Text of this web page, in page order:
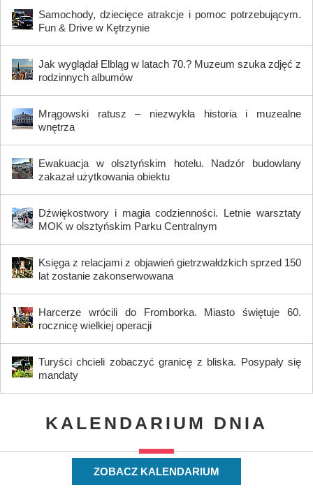
Samochody, dziecięce atrakcje i pomoc potrzebującym.
Fun & Drive w Kętrzynie
Jak wyglądał Elbląg w latach 70.? Muzeum szuka zdjęć z
rodzinnych albumów
Mrągowski ratusz – niezwykła historia i muzealne
wnętrza
Ewakuacja w olsztyńskim hotelu. Nadzór budowlany
zakazał użytkowania obiektu
Dźwiękostwory i magia codzienności. Letnie warsztaty
MOK w olsztyńskim Parku Centralnym
Księga z relacjami z objawień gietrzwałdzkich sprzed 150
lat zostanie zakonserwowana
Harcerze wrócili do Fromborka. Miasto świętuje 60.
rocznicę wielkiej operacji
Turyści chcieli zobaczyć granicę z bliska. Posypały się
mandaty
KALENDARIUM DNIA
ZOBACZ KALENDARIUM